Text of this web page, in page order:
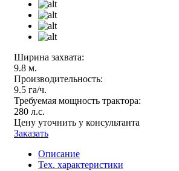
Ширина захвата:
9.8 м.
Производительность:
9.5 га/ч.
Требуемая мощность трактора:
280 л.с.
Цену уточнить у консультанта
Заказать
Описание
Тех. характеристики